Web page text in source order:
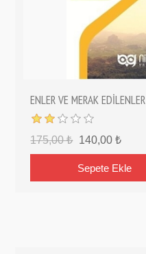
ENLER VE MERAK EDİLENLER
175,00 ₺ 140,00 ₺